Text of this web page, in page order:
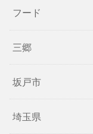
フード
三郷
坂戸市
埼玉県